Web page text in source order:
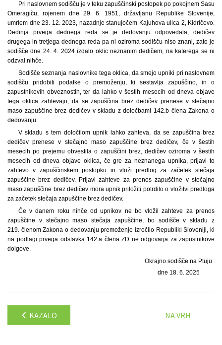
Pri naslovnem sodišču je v teku zapuščinski postopek po pokojnem Sasu
Omeragiču, rojenem dne 29. 6. 1951, državljanu Republike Slovenije,
umrlem dne 23. 12. 2023, nazadnje stanujočem Kajuhova ulica 2, Kidričevo.
Dedinja prvega dednega reda se je dedovanju odpovedala, dedičev
drugega in tretjega dednega reda pa ni oziroma sodišču niso znani, zato je
sodišče dne 24. 4. 2024 izdalo oklic neznanim dedičem, na katerega se ni
odzval nihče.
Sodišče seznanja naslovnike tega oklica, da smejo upniki pri naslovnem
sodišču pridobiti podatke o premoženju, ki sestavlja zapuščino, in o
zapustnikovih obveznostih, ter da lahko v šestih mesecih od dneva objave
tega oklica zahtevajo, da se zapuščina brez dedičev prenese v stečajno
maso zapuščine brez dedičev v skladu z določbami 142.b člena Zakona o
dedovanju.
V skladu s tem določilom upnik lahko zahteva, da se zapuščina brez
dedičev prenese v stečajno maso zapuščine brez dedičev, če v šestih
mesecih po prejemu obvestila o zapuščini brez, dedičev oziroma v šestih
mesecih od dneva objave oklica, če gre za neznanega upnika, prijavi to
zahtevo v zapuščinskem postopku in vloži predlog za začetek stečaja
zapuščine brez dedičev. Prijavi zahteve za prenos zapuščine v stečajno
maso zapuščine brez dedičev mora upnik priložiti potrdilo o vložitvi predloga
za začetek stečaja zapuščine brez dedičev.
Če v danem roku nihče od upnikov ne bo vložil zahteve za prenos
zapuščine v stečajno maso stečaja zapuščine, bo sodišče v skladu z
219. členom Zakona o dedovanju premoženje izročilo Republiki Sloveniji, ki
na podlagi prvega odstavka 142.a člena ZD ne odgovarja za zapustnikove
dolgove.
Okrajno sodišče na Ptuju
dne 18. 6. 2025
KAZALO NA VRH